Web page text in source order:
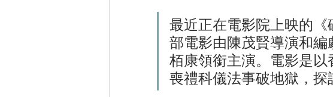
最近正在電影院上映的《
部電影由陳茂賢導演和
栢康領銜主演。電影是
喪禮科儀法事破地獄，探